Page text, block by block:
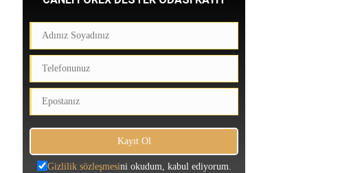
Gizlilik sözleşmesini okudum, kabul ediyorum.